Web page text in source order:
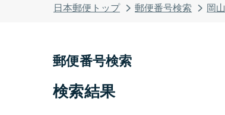
日本郵便トップ 郵便番号検索 岡
郵便番号検索
検索結果